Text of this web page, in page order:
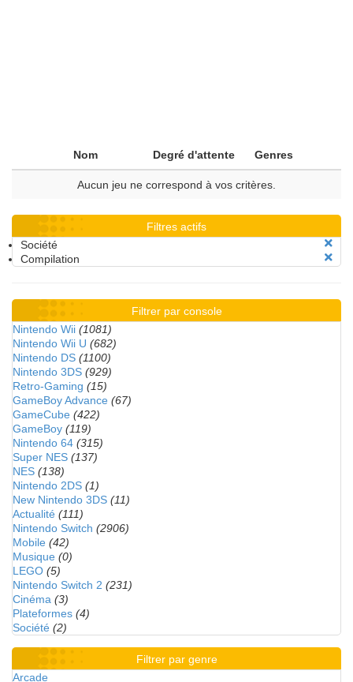
Nom Degré d'attente Genres
Aucun jeu ne correspond à vos critères.
Filtres actifs
Société
Compilation
Filtrer par console
Nintendo Wii (1081)
Nintendo Wii U (682)
Nintendo DS (1100)
Nintendo 3DS (929)
Retro-Gaming (15)
GameBoy Advance (67)
GameCube (422)
GameBoy (119)
Nintendo 64 (315)
Super NES (137)
NES (138)
Nintendo 2DS (1)
New Nintendo 3DS (11)
Actualité (111)
Nintendo Switch (2906)
Mobile (42)
Musique (0)
LEGO (5)
Nintendo Switch 2 (231)
Cinéma (3)
Plateformes (4)
Société (2)
Filtrer par genre
Arcade